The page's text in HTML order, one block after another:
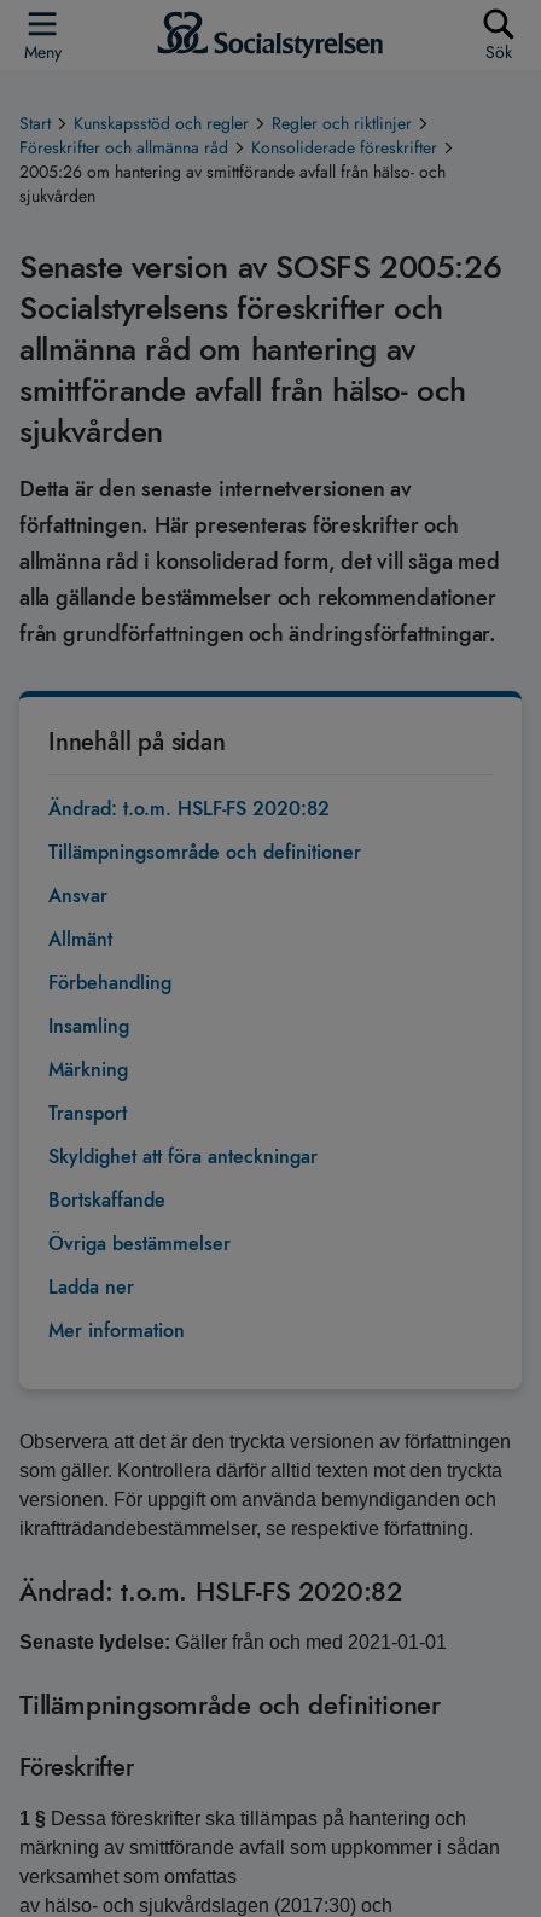
Meny Sök
Start Kunskapsstöd och regler
Regler och riktlinjer
Föreskrifter och allmänna råd
Konsoliderade föreskrifter
2005:26 om hantering av smittförande avfall från hälso- och
sjukvården
Senaste version av SOSFS 2005:26
Socialstyrelsens föreskrifter och
allmänna råd om hantering av
smittförande avfall från hälso- och
sjukvården
Detta är den senaste internetversionen av
författningen. Här presenteras föreskrifter och
allmänna råd i konsoliderad form, det vill säga med
alla gällande bestämmelser och rekommendationer
från grundförfattningen och ändringsförfattningar.
Innehåll på sidan
Ändrad: t.o.m. HSLF-FS 2020:82
Tillämpningsområde och definitioner
Ansvar
Allmänt
Förbehandling
Insamling
Märkning
Transport
Skyldighet att föra anteckningar
Bortskaffande
Övriga bestämmelser
Ladda ner
Mer information
Observera att det är den tryckta versionen av författningen
som gäller. Kontrollera därför alltid texten mot den tryckta
versionen. För uppgift om använda bemyndiganden och
ikraftträdandebestämmelser, se respektive författning.
Ändrad: t.o.m. HSLF-FS 2020:82
Senaste lydelse: Gäller från och med 2021-01-01
Tillämpningsområde och definitioner
Föreskrifter
1 § Dessa föreskrifter ska tillämpas på hantering och
märkning av smittförande avfall som uppkommer i sådan
verksamhet som omfattas
av hälso- och sjukvårdslagen (2017:30) och